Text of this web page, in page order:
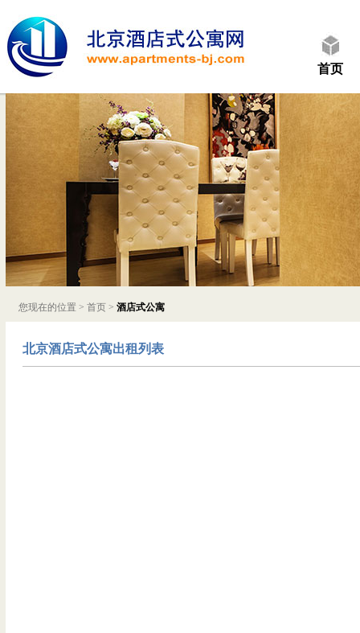
首页
您现在的位置 > 首页> 酒店式公寓
北京酒店式公寓出租列表